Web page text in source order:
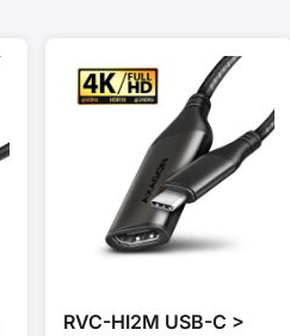
RVC-HI2M USB-C >